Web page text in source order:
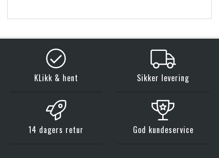
KLikk & hent Sikker levering
14 dagers retur God kundeservice